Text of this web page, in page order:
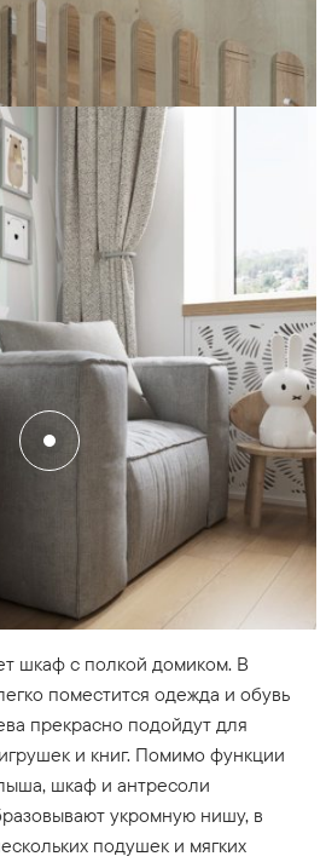
шкаф с полкой домиком. В
поместится одежда и обувь
прекрасно подойдут для
и книг. Помимо функции
шкаф и антресоли
укромную нишу, в
подушек и мягких